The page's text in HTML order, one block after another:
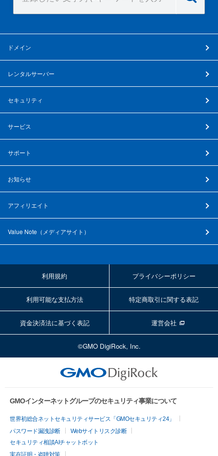
ドメイン
レンタルサーバー
セキュリティ
サービス
サポート
お知らせ
アフィリエイト
Value Note（ メディアサイト ）
利用規約 プライバシーポリシー
利用可能な支払方法 特定商取引に関する表記
資金決済法に基づく表記 運営会社
©GMO DigiRock, Inc.
GMOインターネットグループのセキュリティ事業について
世界初総合ネットセキュリティサービス「GMOセキュリティ24」
パスワード漏洩診断
Webサイトリスク診断
セキュリティ相談AIチャットボット
実在証明・盗聴対策